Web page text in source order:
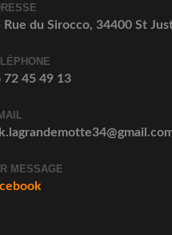
Rue du Sirocco, 34400 St
72 45 49 13
MESSAGE